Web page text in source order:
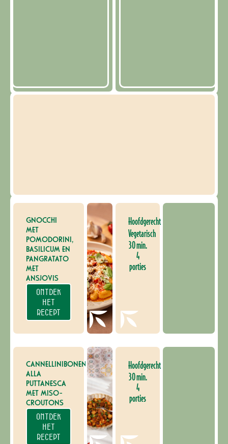
GNOCCHI
MET
POMODORINI,
BASILICUM EN
PANGRATATO
MET
ANSJOVIS
ONTDEK
HET
RECEPT
Hoofdgerecht
Vegetarisch
30 min.
4
porties
CANNELLINIBONEN
ALLA
PUTTANESCA
MET MISO-
CROUTONS
ONTDEK
HET
RECEPT
Hoofdgerecht
30 min.
4
porties